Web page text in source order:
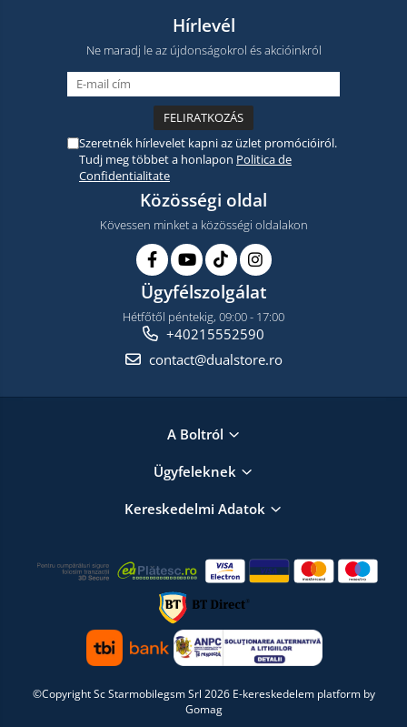
Hírlevél
Ne maradj le az újdonságokrol és akcióinkról
Szeretnék hírlevelet kapni az üzlet promócióiról.
Tudj meg többet a honlapon Politica de
Confidentialitate
Közösségi oldal
Kövessen minket a közösségi oldalakon
Ügyfélszolgálat
Hétfőtől péntekig, 09:00 - 17:00
+40215552590
contact@dualstore.ro
A Boltról
Ügyfeleknek
Kereskedelmi Adatok
©Copyright Sc Starmobilegsm Srl 2026 E-kereskedelem platform by
Gomag